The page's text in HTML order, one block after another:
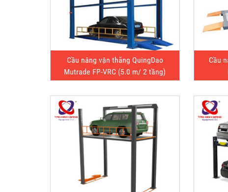
Cầu nâng vận thăng QuingDao
Mutrade FP-VRC (5.0 m/ 2 tầng)
Cầu